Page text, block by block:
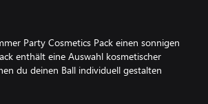
Party Cosmetics Pack einen sonnigen
enthält eine Auswahl kosmetischer
du deinen Ball individuell gestalten